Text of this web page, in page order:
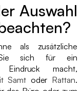
Auswahl
als zusätzliche
Sie sich für ein
Eindruck macht,
Samtoder Rattan.